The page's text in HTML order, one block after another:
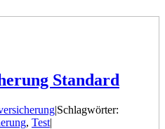
Standard
|Schlagwörter:
, Test|